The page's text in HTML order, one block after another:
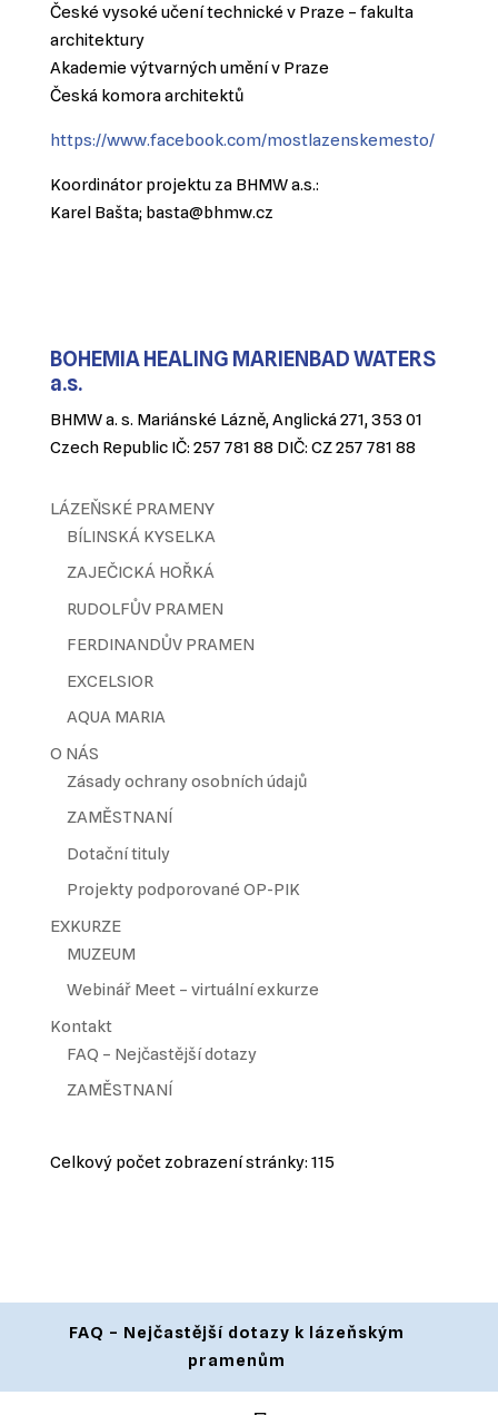
České vysoké učení technické v Praze – fakulta
architektury
Akademie výtvarných umění v Praze
Česká komora architektů
https://www.facebook.com/mostlazenskemesto/
Koordinátor projektu za BHMW a.s.:
Karel Bašta; basta@bhmw.cz
BOHEMIA HEALING MARIENBAD WATERS
a.s.
BHMW a. s. Mariánské Lázně, Anglická 271, 353 01
Czech Republic IČ: 257 781 88 DIČ: CZ 257 781 88
LÁZEŇSKÉ PRAMENY
BÍLINSKÁ KYSELKA
ZAJEČICKÁ HOŘKÁ
RUDOLFŮV PRAMEN
FERDINANDŮV PRAMEN
EXCELSIOR
AQUA MARIA
O NÁS
Zásady ochrany osobních údajů
ZAMĚSTNANÍ
Dotační tituly
Projekty podporované OP-PIK
EXKURZE
MUZEUM
Webinář Meet – virtuální exkurze
Kontakt
FAQ – Nejčastější dotazy
ZAMĚSTNANÍ
Celkový počet zobrazení stránky: 115
FAQ – Nejčastější dotazy k lázeňským
pramenům